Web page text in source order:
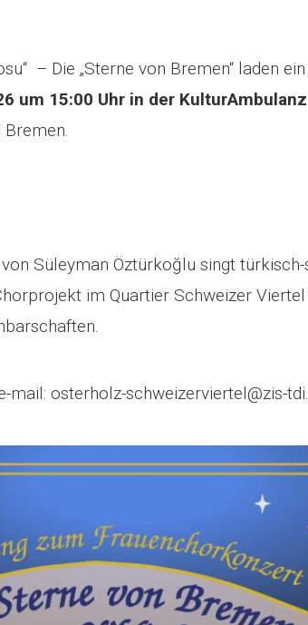
– Die „Sterne von Bremen“ laden
um 15:00 Uhr in der
Süleyman Öztürkoğlu singt
im Quartier Schweizer
mail: osterholz-schweizerviertel@zis-